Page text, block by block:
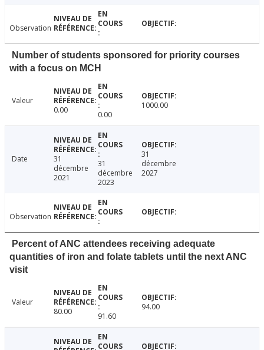
Observation
Number of students sponsored for priority courses
with a focus on MCH
Valeur
0.00
0.00
1000.00
Date
31
décembre
2021
31
décembre
2023
31
décembre
2027
Observation
Percent of ANC attendees receiving adequate
quantities of iron and folate tablets until the next ANC
visit
Valeur
80.00
91.60
94.00